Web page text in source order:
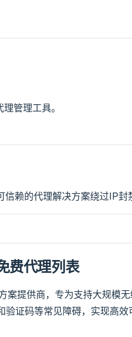
管理工具。
赖的代理解决方案绕过IP封
费代理列表
案提供商，专为支持大规模
证码等常见障碍，实现高